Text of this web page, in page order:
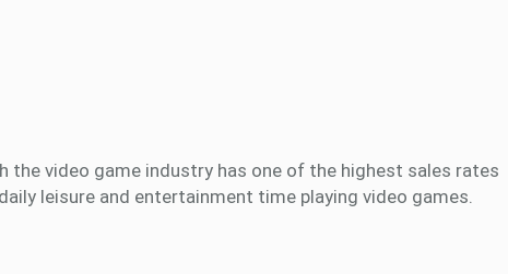
the video game industry has one of the highest sales rates
leisure and entertainment time playing video games.